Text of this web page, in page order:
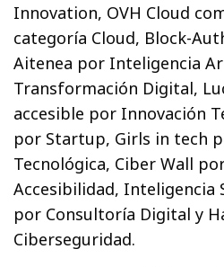
Innovation, OVH Cloud
categoría Cloud, Block-
Aitenea por Inteligencia
Transformación Digital,
accesible por Innovación
por Startup, Girls in tech
Tecnológica, Ciber Wall
Accesibilidad, Inteligencia
por Consultoría Digital y
Ciberseguridad.